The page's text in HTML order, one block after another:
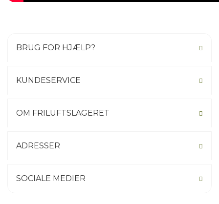
BRUG FOR HJÆLP?
KUNDESERVICE
OM FRILUFTSLAGERET
ADRESSER
SOCIALE MEDIER